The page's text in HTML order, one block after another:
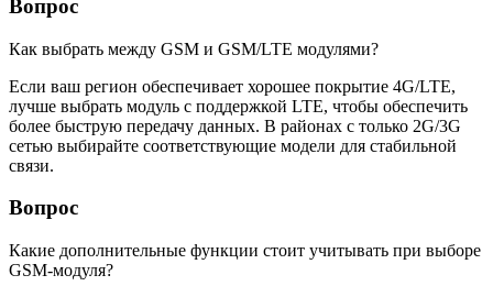
Вопрос
Как выбрать между GSM и GSM/LTE модулями?
Если ваш регион обеспечивает хорошее покрытие 4G/LTE,
лучше выбрать модуль с поддержкой LTE, чтобы обеспечить
более быструю передачу данных. В районах с только 2G/3G
сетью выбирайте соответствующие модели для стабильной
связи.
Вопрос
Какие дополнительные функции стоит учитывать при выборе
GSM-модуля?